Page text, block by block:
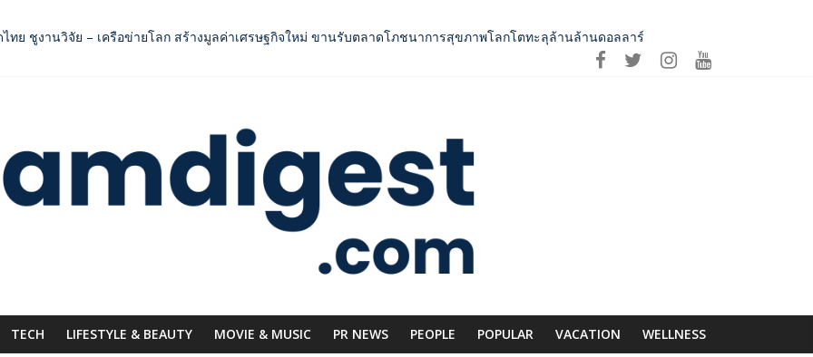
ไทย ชูงานวิจัย – เครือข่ายโลก สร้างมูลค่าเศรษฐกิจใหม่ ขานรับตลาดโภชนาการสุขภาพโลกโตทะลุล้านล้านดอลลาร์
ร์พีซคอลเลกชันแรก รังสรรค์ “ผ้าลายน้ำไหล” สู่ชิ้นงานศิลปะสะสมสุดลิมิเต็ด ถ่ายทอดภูมิปัญญาท้องถิ่นสู่สุนทรียภาพระดับสากล
TECH LIFESTYLE & BEAUTY MOVIE & MUSIC PR NEWS PEOPLE POPULAR VACATION WELLNESS